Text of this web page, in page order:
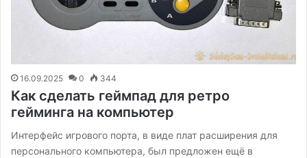
16.09.2025 0 344
Как сделать геймпад для ретро
гейминга на компьютер
Интерфейс игрового порта, в виде плат расширения для
персонального компьютера, был предложен ещё в